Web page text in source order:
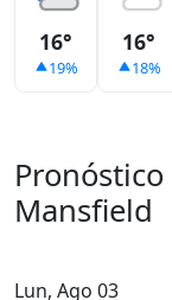
16°
19%
16°
18%
Mansfield
Lun, Ago 03